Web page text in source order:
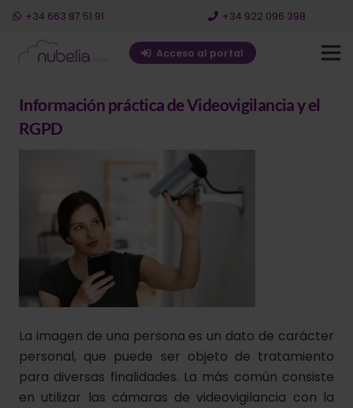
+34 663 87 51 91 +34 922 096 398
Acceso al portal
Información práctica de Videovigilancia y el
RGPD
La imagen de una persona es un dato de carácter
personal, que puede ser objeto de tratamiento
para diversas finalidades. La más común consiste
en utilizar las cámaras de videovigilancia con la